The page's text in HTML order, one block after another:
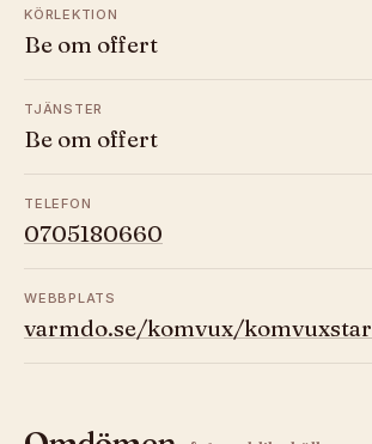
KÖRLEKTION
Be om offert
TJÄNSTER
Be om offert
TELEFON
0705180660
WEBBPLATS
varmdo.se/komvux/